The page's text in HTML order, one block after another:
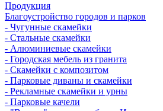
Продукция
Благоустройство городов и парков
- Чугунные скамейки
- Стальные скамейки
- Алюминиевые скамейки
- Городская мебель из гранита
- Скамейки с композитом
- Парковые диваны и скамейки
- Рекламные скамейки и урны
- Парковые качели